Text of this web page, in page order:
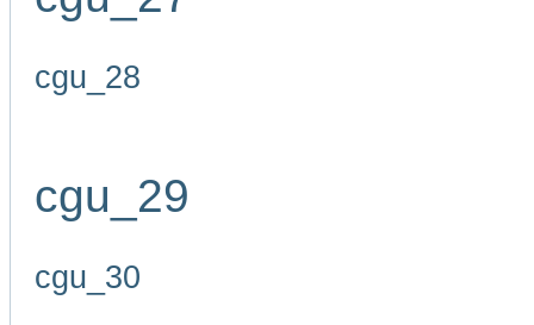
cgu_28
cgu_29
cgu_30